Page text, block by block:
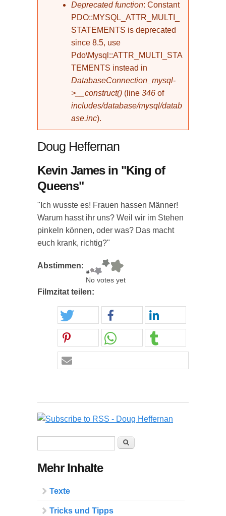
Deprecated function: Constant
PDO::MYSQL_ATTR_MULTI_
STATEMENTS is deprecated
since 8.5, use
Pdo\Mysql::ATTR_MULTI_STA
TEMENTS instead in
DatabaseConnection_mysql-
>__construct() (line 346 of
includes/database/mysql/datab
ase.inc).
Doug Heffernan
Kevin James in "King of
Queens"
"Ich wusste es! Frauen hassen Männer!
Warum hasst ihr uns? Weil wir im Stehen
pinkeln können, oder was? Das macht
euch krank, richtig?"
Abstimmen:
No votes yet
Filmzitat teilen:
Suche
Mehr Inhalte
Texte
Tricks und Tipps